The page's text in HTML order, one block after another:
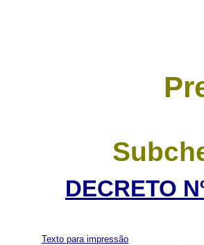
DECRETO
Texto para impressão